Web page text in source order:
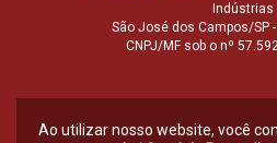
Indústrias
São José dos Campos/SP
CNPJ/MF sob o nº
Ao utilizar nosso website, você